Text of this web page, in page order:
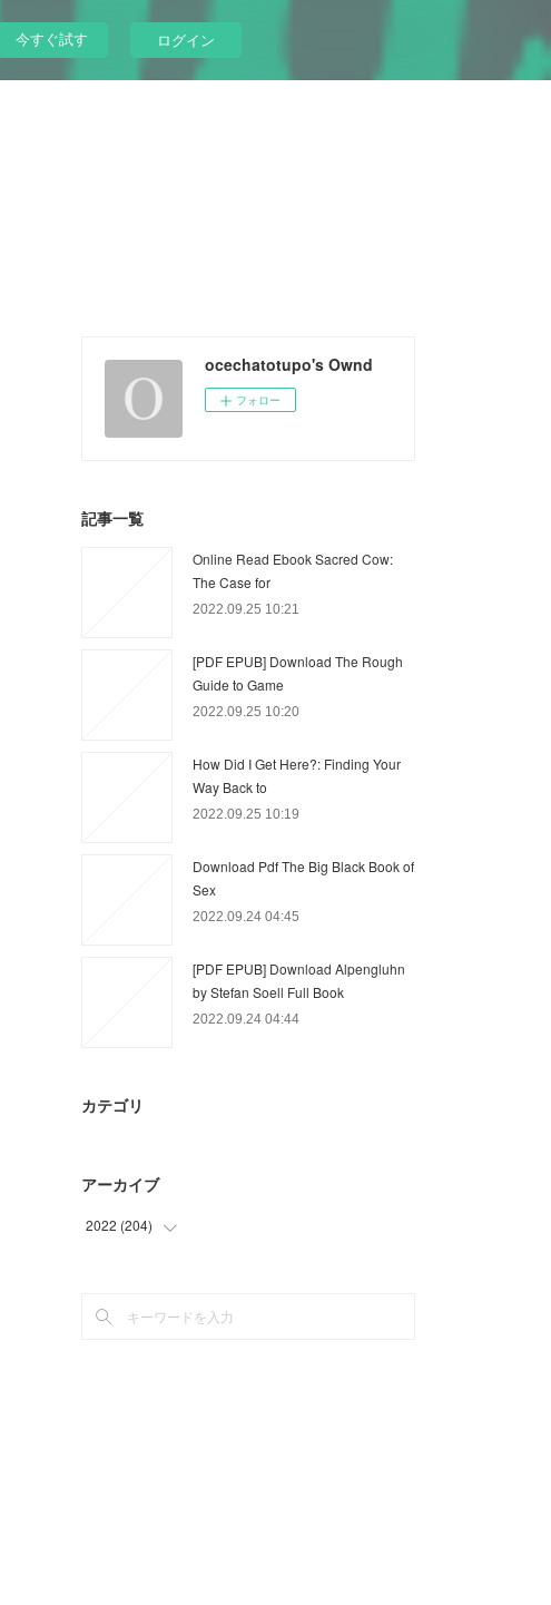
今すぐ試す ログイン
ocechatotupo's Ownd
フォロー
記事一覧
Online Read Ebook Sacred Cow:
The Case for
2022.09.25 10:21
[PDF EPUB] Download The Rough
Guide to Game
2022.09.25 10:20
How Did I Get Here?: Finding Your
Way Back to
2022.09.25 10:19
Download Pdf The Big Black Book of
Sex
2022.09.24 04:45
[PDF EPUB] Download Alpengluhn
by Stefan Soell Full Book
2022.09.24 04:44
カテゴリ
アーカイブ
2022 (204)
(